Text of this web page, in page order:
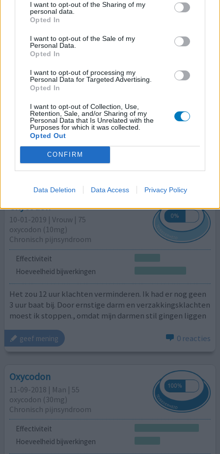
I want to opt-out of the Sharing of my
personal data.
Opted In
I want to opt-out of the Sale of my
Personal Data.
Opted In
I want to opt-out of processing my
Personal Data for Targeted Advertising.
Opted In
I want to opt-out of Collection, Use,
Retention, Sale, and/or Sharing of my
Personal Data that Is Unrelated with the
Purposes for which it was collected.
Opted Out
CONFIRM
Data Deletion Data Access Privacy Policy
oxycodon (20mg)
Chronisch pijnsyndroom
Effectiviteit
Hoeveelheid bijwerkingen
In september begon de pijn. Ik had door plasmedicatie
jicht ontwikkeld. Met kuren ging het over, maar de pijn
bleef en werd erger. In december kon ik bijna niets meer
en vroeg om pijnstilling. Ik begon met 5mg
snelwerkende. Omdat ik het middel kende wist ik van de
verslavende werking maar alles was beter dan de pijn. Nu
zit ik, officieel , op 40mg per dag. Maar ik ben zel
meer...]
geef mening 0 reacties
Oxycodon
10-01-2019 | Vrouw | 75
oxycodon (10mg)
Chronisch pijnsyndroom
Effectiviteit
Hoeveelheid bijwerkingen
Het zou 12 uur klachten verminderen. Ik had er nog geen
3 uur baat bij. Door ernstige darm en verzakkingsklachten
moest ik stoppen., omdat mijn darmen stil gingen liggen
geef mening 0 reacties
Oxycodon
11-09-2018 | Man | 55
oxycodon (30mg)
Chronisch pijnsyndroom
Effectiviteit
Hoeveelheid bijwerkingen